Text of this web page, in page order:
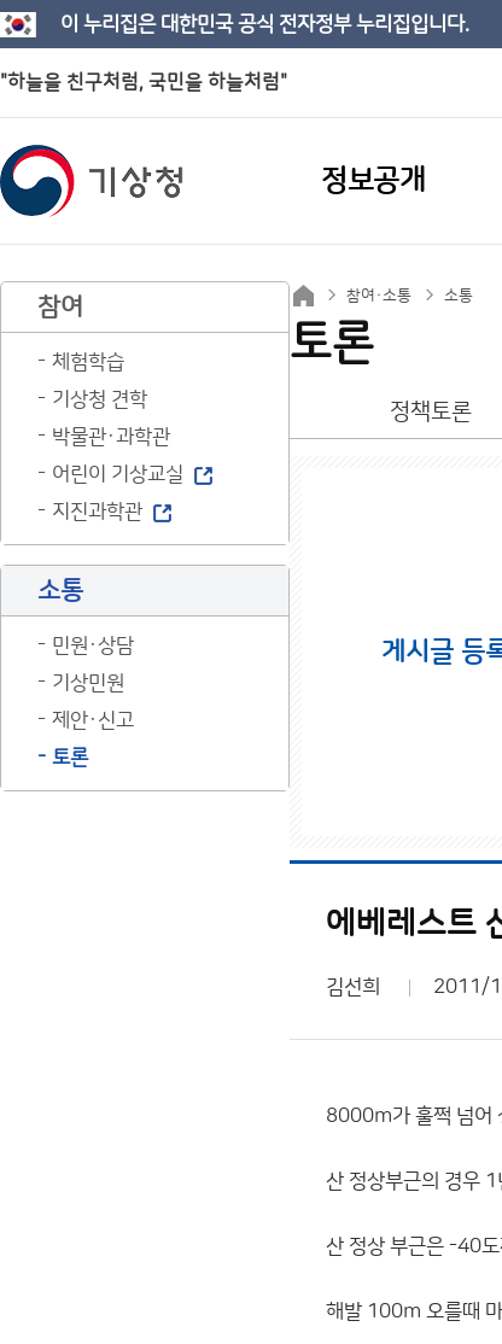
이 누리집은 대한민국 공식 전자정부 누리집입니다.
"하늘을 친구처럼, 국민을 하늘처럼"
정보공개
참여
체험학습
기상청 견학
박물관·과학관
어린이 기상교실
지진과학관
소통
민원·상담
기상민원
제안·신고
토론
참여·소통 소통
토론
정책토론
게시글 등
에베레스트
김선희 2011/
8000m가 훌쩍 넘어
산 정상부근의 경우
산 정상 부근은 -40
해발 100m 오를때